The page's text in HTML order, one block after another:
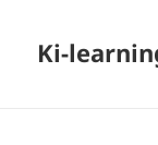
Ki-